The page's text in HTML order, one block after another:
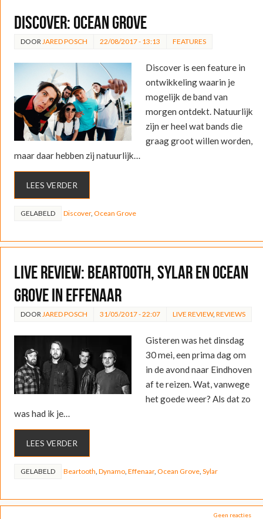
DISCOVER: Ocean Grove
DOOR JARED POSCH 22/08/2017 - 13:13 FEATURES
Discover is een feature in
ontwikkeling waarin je
mogelijk de band van
morgen ontdekt. Natuurlijk
zijn er heel wat bands die
graag groot willen worden,
maar daar hebben zij natuurlijk…
LEES VERDER
GELABELD Discover, Ocean Grove
LIVE REVIEW: Beartooth, Sylar en Ocean
Grove in Effenaar
DOOR JARED POSCH 31/05/2017 - 22:07 LIVE REVIEW, REVIEWS
Gisteren was het dinsdag
30 mei, een prima dag om
in de avond naar Eindhoven
af te reizen. Wat, vanwege
het goede weer? Als dat zo
was had ik je…
LEES VERDER
GELABELD Beartooth Dynamo, Effenaar, Ocean Grove, Sylar
Geen reacties